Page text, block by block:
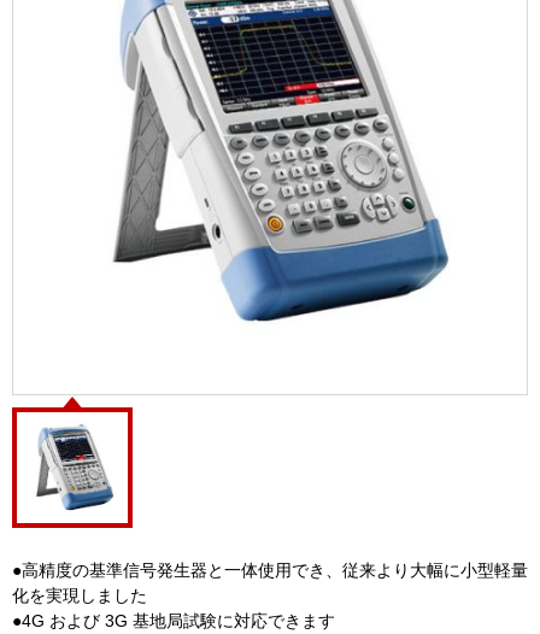
●高精度の基準信号発生器と一体使用でき、従来より大幅に小型軽量
化を実現しました
●4G および 3G 基地局試験に対応できます